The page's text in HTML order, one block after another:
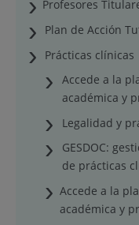
Profesores
Plan de Acción
Prácticas clínicas
Accede a la
académica y
Legalidad y
GESDOC:
de prácticas
Accede a la
académica y